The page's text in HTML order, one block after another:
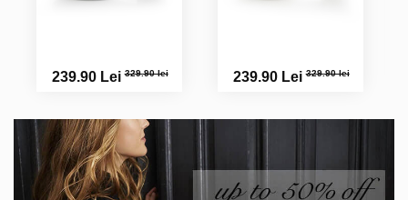
239.90 Lei329.90 lei 239.90 Lei329.90 lei